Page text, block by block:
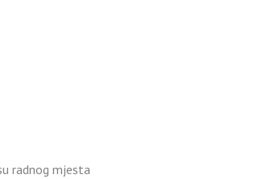
radnog mjesta